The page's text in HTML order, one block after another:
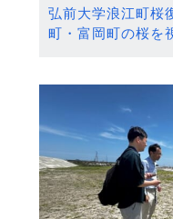
弘前大学浪江町
町・富岡町の桜を